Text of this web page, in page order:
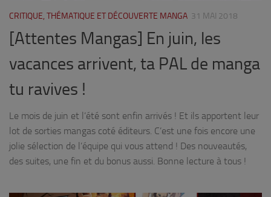
CRITIQUE, THÉMATIQUE ET DÉCOUVERTE MANGA 31 MAI 2018
[Attentes Mangas] En juin, les
vacances arrivent, ta PAL de manga
tu ravives !
Le mois de juin et l’été sont enfin arrivés ! Et ils apportent leur
lot de sorties mangas coté éditeurs. C’est une fois encore une
jolie sélection de l’équipe qui vous attend ! Des nouveautés,
des suites, une fin et du bonus aussi. Bonne lecture à tous !